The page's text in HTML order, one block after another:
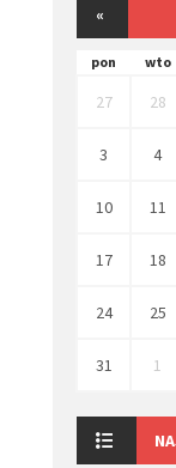
«
pon wto
27 28
3 4
10 11
17 18
24 25
31 1